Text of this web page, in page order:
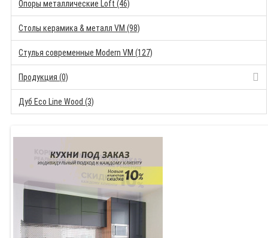
Опоры металлические Loft (46)
Столы керамика & металл VM (98)
Стулья современные Modern VM (127)
Продукция (0)
Дуб Eco Line Wood (3)